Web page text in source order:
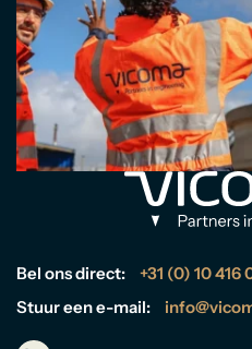
Bel ons direct:
+31 (0) 10 416
Stuur een e-mail: